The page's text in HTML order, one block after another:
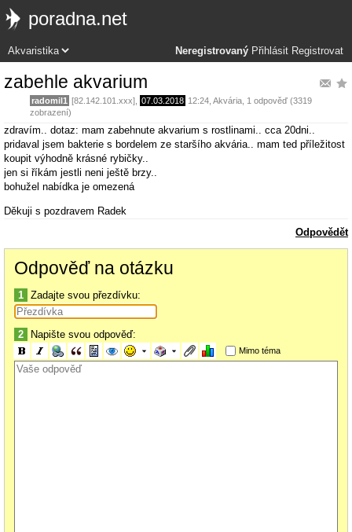
poradna.net
Neregistrovaný Přihlásit Registrovat
zabehle akvarium
radomil1 [82.142.101.xxx], 07.03.2018 12:24 Akvária , 1 odpověď (3319
zobrazení)
zdravím.. dotaz: mam zabehnute akvarium s rostlinami.. cca 20dni..
pridaval jsem bakterie s bordelem ze staršího akvária.. mam ted příležitost
koupit výhodně krásné rybičky..
jen si říkám jestli neni ještě brzy..
bohužel nabídka je omezená
Děkuji s pozdravem Radek
Odpovědět
Odpověď na otázku
1 Zadajte svou přezdívku:
2 Napište svou odpověď:
Mimo téma